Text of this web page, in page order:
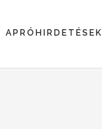
APRÓHIRDETÉSEK